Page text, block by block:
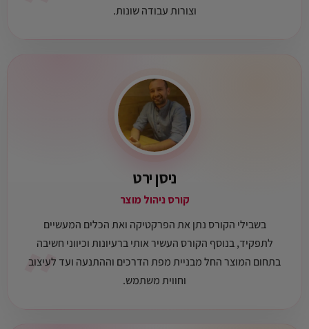
וצורות עבודה שונות.
״
ניסן ירט
קורס ניהול מוצר
בשבילי הקורס נתן את הפרקטיקה ואת הכלים המעשיים
לתפקיד, בנוסף הקורס העשיר אותי ברעיונות וכיווני חשיבה
בתחום המוצר החל מבניית מפת הדרכים וההתנעה ועד לעיצוב
וחווית משתמש.